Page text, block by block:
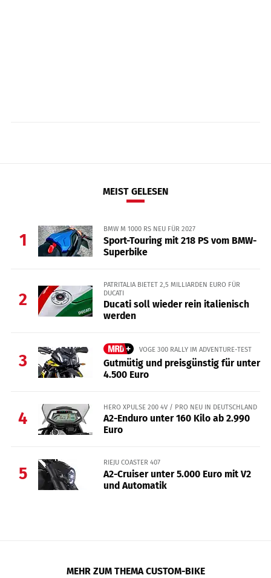
MEIST GELESEN
1
BMW M 1000 RS NEU FÜR 2027
Sport-Touring mit 218 PS vom BMW-
Superbike
2
PATRITALIA BIETET 2,5 MILLIARDEN EURO FÜR
DUCATI
Ducati soll wieder rein italienisch
werden
3
VOGE 300 RALLY IM ADVENTURE-TEST
Gutmütig und preisgünstig für unter
4.500 Euro
4
HERO XPULSE 200 4V / PRO NEU IN DEUTSCHLAND
A2-Enduro unter 160 Kilo ab 2.990
Euro
5
RIEJU COASTER 407
A2-Cruiser unter 5.000 Euro mit V2
und Automatik
MEHR ZUM THEMA CUSTOM-BIKE